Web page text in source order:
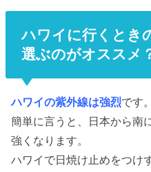
ハワイに行くとき
選ぶのがオススメ
ハワイの紫外線は強烈です。
簡単に言うと、日本から南
強くなります。
ハワイで日焼け止めをつけ